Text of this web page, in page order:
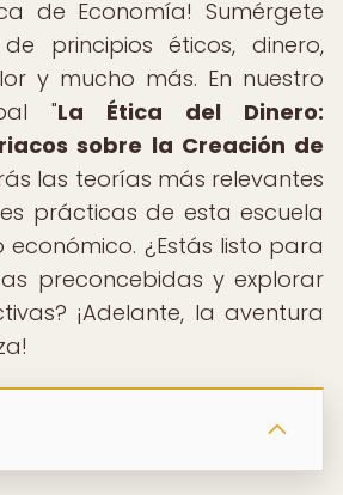
de Economía! Sumérgete
principios éticos, dinero,
y mucho más. En nuestro
"La Ética del Dinero:
sobre la Creación de
las teorías más relevantes
prácticas de esta escuela
¿Estás listo para
preconcebidas y explorar
¡Adelante, la aventura